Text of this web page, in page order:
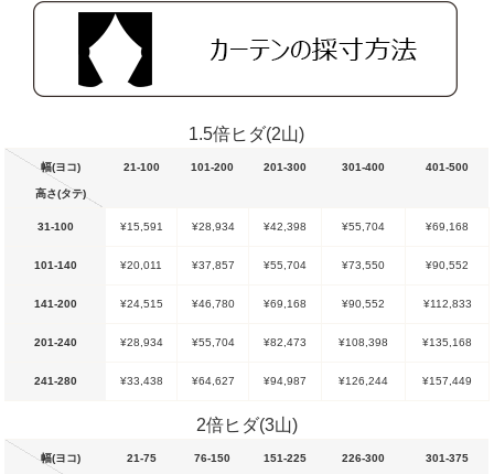
1.5倍ヒダ(2山)
幅(ヨコ)
高さ(タテ)
21-100 101-200 201-300 301-400 401-500
31-100 ¥15,591 ¥28,934 ¥42,398 ¥55,704 ¥69,168
101-140 ¥20,011 ¥37,857 ¥55,704 ¥73,550 ¥90,552
141-200 ¥24,515 ¥46,780 ¥69,168 ¥90,552 ¥112,833
201-240 ¥28,934 ¥55,704 ¥82,473 ¥108,398 ¥135,168
241-280 ¥33,438 ¥64,627 ¥94,987 ¥126,244 ¥157,449
2倍ヒダ(3山)
幅(ヨコ) 21-75 76-150 151-225 226-300 301-375